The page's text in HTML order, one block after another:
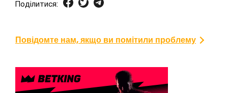
Поділитися:
Повідомте нам, якщо ви помітили проблему